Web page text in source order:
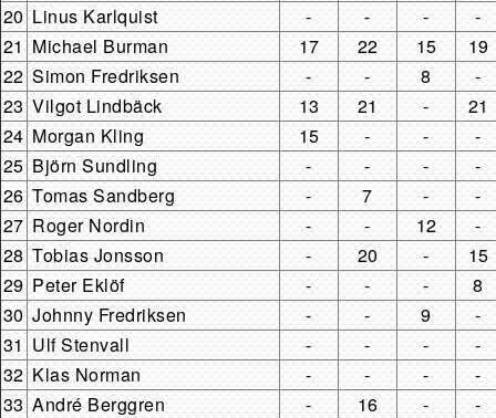
20 Linus Karlquist - - -
-
21 Michael Burman 17 22 15
19
22 Simon Fredriksen - - 8
-
23 Vilgot Lindbäck 13 21 -
21
24 Morgan Kling 15 - -
-
25 Björn Sundling - - -
-
26 Tomas Sandberg - 7 -
-
27 Roger Nordin - - 12
-
28 Tobias Jonsson - 20 -
15
29 Peter Eklöf - - -
8
30 Johnny Fredriksen - - 9
-
31 Ulf Stenvall - - -
-
32 Klas Norman - - -
-
33 André Berggren - 16 -
-